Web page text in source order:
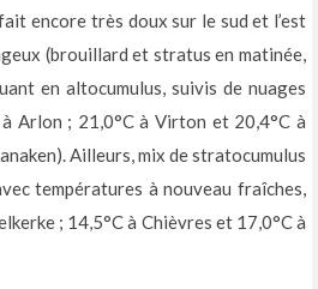
encore très doux sur le sud et l’est
(brouillard et stratus en matinée,
en altocumulus, suivis de nuages
Arlon ; 21,0°C à Virton et 20,4°C à
Ailleurs, mix de stratocumulus
températures à nouveau fraîches,
; 14,5°C à Chièvres et 17,0°C à